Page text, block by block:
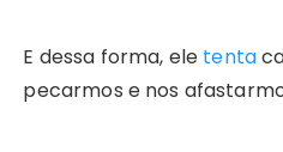
E dessa forma, ele tenta
pecarmos e nos